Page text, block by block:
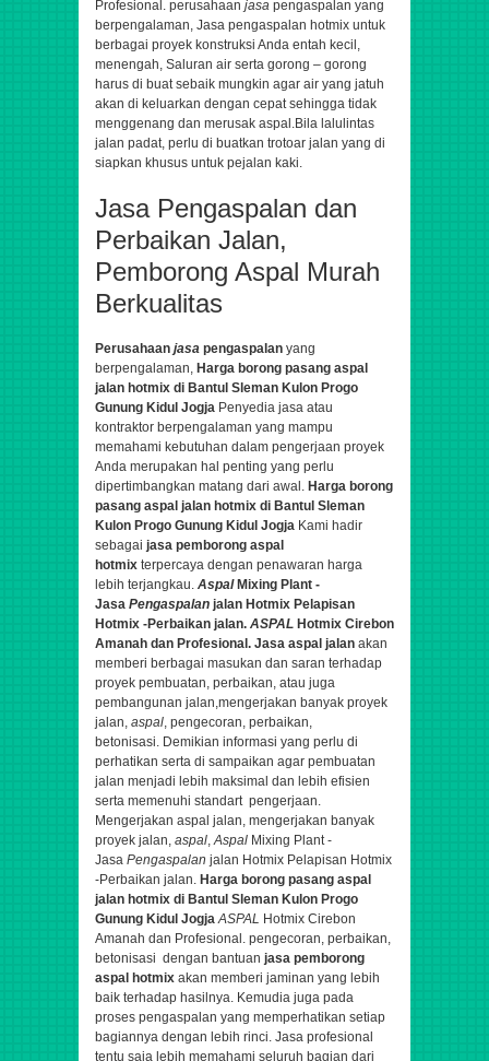
Profesional. perusahaan jasa pengaspalan yang
berpengalaman, Jasa pengaspalan hotmix untuk
berbagai proyek konstruksi Anda entah kecil,
menengah, Saluran air serta gorong – gorong
harus di buat sebaik mungkin agar air yang jatuh
akan di keluarkan dengan cepat sehingga tidak
menggenang dan merusak aspal.Bila lalulintas
jalan padat, perlu di buatkan trotoar jalan yang di
siapkan khusus untuk pejalan kaki.
Jasa Pengaspalan dan
Perbaikan Jalan,
Pemborong Aspal Murah
Berkualitas
Perusahaan jasa pengaspalan yang
berpengalaman, Harga borong pasang aspal
jalan hotmix di Bantul Sleman Kulon Progo
Gunung Kidul Jogja Penyedia jasa atau
kontraktor berpengalaman yang mampu
memahami kebutuhan dalam pengerjaan proyek
Anda merupakan hal penting yang perlu
dipertimbangkan matang dari awal. Harga borong
pasang aspal jalan hotmix di Bantul Sleman
Kulon Progo Gunung Kidul Jogja Kami hadir
sebagai jasa pemborong aspal
hotmix terpercaya dengan penawaran harga
lebih terjangkau. AspalMixing Plant -
Jasa Pengaspalan jalan Hotmix Pelapisan
Hotmix -Perbaikan jalan. ASPAL Hotmix Cirebon
Amanah dan Profesional. Jasa aspal jalan akan
memberi berbagai masukan dan saran terhadap
proyek pembuatan, perbaikan, atau juga
pembangunan jalan, mengerjakan banyak proyek
jalan, aspal , pengecoran, perbaikan,
betonisasi. Demikian informasi yang perlu di
perhatikan serta di sampaikan agar pembuatan
jalan menjadi lebih maksimal dan lebih efisien
serta memenuhi standart pengerjaan.
Mengerjakan aspal jalan, mengerjakan banyak
proyek jalan, aspal Aspal Mixing Plant -
Jasa Pengaspalan jalan Hotmix Pelapisan Hotmix
-Perbaikan jalan. Harga borong pasang aspal
jalan hotmix di Bantul Sleman Kulon Progo
Gunung Kidul Jogja ASPAL Hotmix Cirebon
Amanah dan Profesional. pengecoran, perbaikan,
betonisasi dengan bantuan jasa pemborong
aspal hotmix akan memberi jaminan yang lebih
baik terhadap hasilnya. Kemudia juga pada
proses pengaspalan yang memperhatikan setiap
bagiannya dengan lebih rinci. Jasa profesional
tentu saja lebih memahami seluruh bagian dari